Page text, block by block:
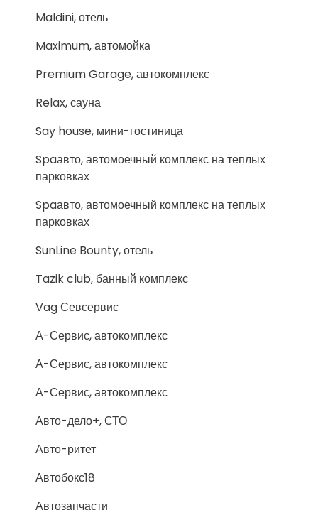
Maldini, отель
Maximum, автомойка
Premium Garage, автокомплекс
Relax, сауна
Say house, мини-гостиница
Spaавто, автомоечный комплекс на теплых
парковках
Spaавто, автомоечный комплекс на теплых
парковках
SunLine Bounty, отель
Tazik club, банный комплекс
Vag Севсервис
А-Сервис, автокомплекс
А-Сервис, автокомплекс
А-Сервис, автокомплекс
Авто-дело+, СТО
Авто-ритет
Автобокс18
Автозапчасти